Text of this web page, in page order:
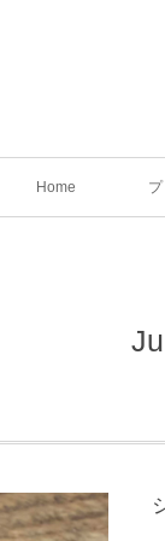
Home